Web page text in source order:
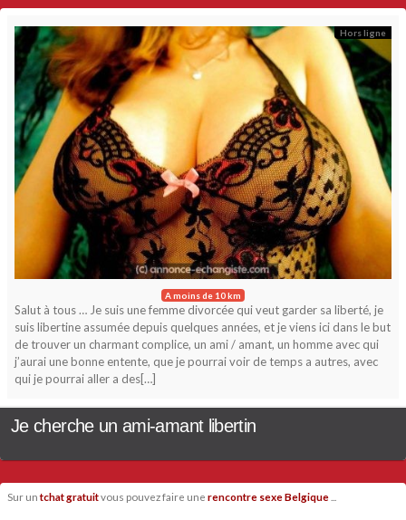
Hors ligne
A moins de 10 km
Salut à tous … Je suis une femme divorcée qui veut garder sa liberté, je
suis libertine assumée depuis quelques années, et je viens ici dans le but
de trouver un charmant complice, un ami / amant, un homme avec qui
j’aurai une bonne entente, que je pourrai voir de temps a autres, avec
qui je pourrai aller a des[…]
Je cherche un ami-amant libertin
Sur untchat gratuitvous pouvez faire une rencontre sexe Belgique